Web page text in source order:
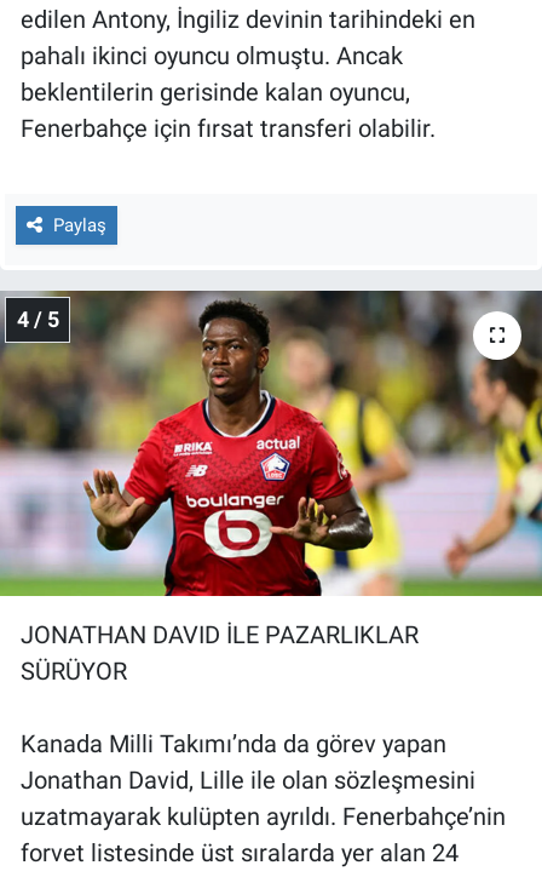
edilen Antony, İngiliz devinin tarihindeki en
pahalı ikinci oyuncu olmuştu. Ancak
beklentilerin gerisinde kalan oyuncu,
Fenerbahçe için fırsat transferi olabilir.
Paylaş
4 / 5
JONATHAN DAVID İLE PAZARLIKLAR
SÜRÜYOR
Kanada Milli Takımı’nda da görev yapan
Jonathan David, Lille ile olan sözleşmesini
uzatmayarak kulüpten ayrıldı. Fenerbahçe’nin
forvet listesinde üst sıralarda yer alan 24